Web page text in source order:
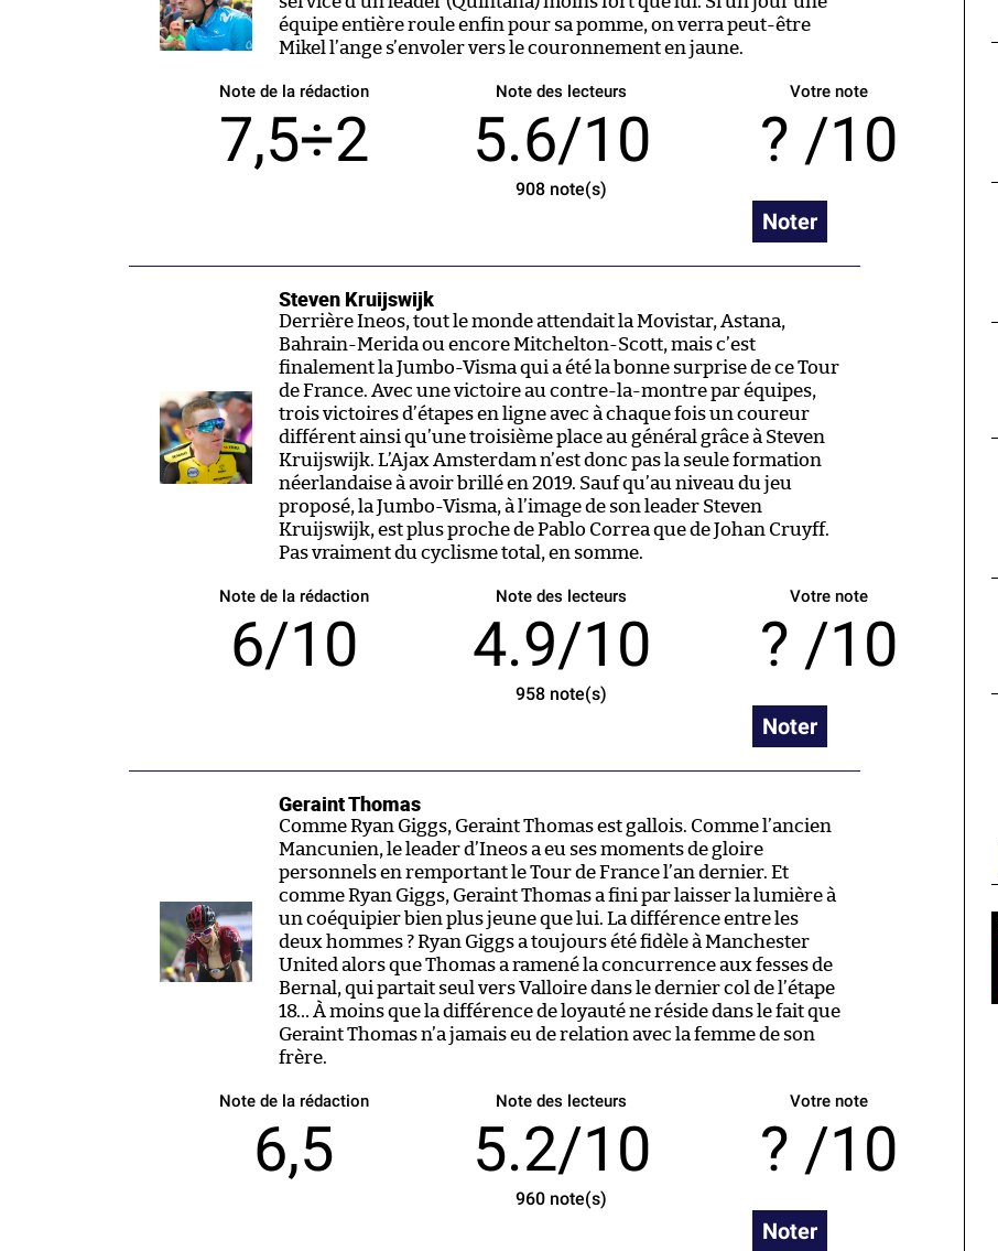
équipe entière roule enfin pour sa pomme, on verra peut-être
Mikel l’ange s’envoler vers le couronnement en jaune.
Note de la rédaction
7,5÷2
Note des lecteurs
5.6/10
908 note(s)
Votre note
/10
Noter
Steven Kruijswijk
Derrière Ineos, tout le monde attendait la Movistar, Astana,
Bahrain-Merida ou encore Mitchelton-Scott, mais c’est
finalement la Jumbo-Visma qui a été la bonne surprise de ce Tour
de France. Avec une victoire au contre-la-montre par équipes,
trois victoires d’étapes en ligne avec à chaque fois un coureur
différent ainsi qu’une troisième place au général grâce à Steven
Kruijswijk. L’Ajax Amsterdam n’est donc pas la seule formation
néerlandaise à avoir brillé en 2019. Sauf qu’au niveau du jeu
proposé, la Jumbo-Visma, à l’image de son leader Steven
Kruijswijk, est plus proche de Pablo Correa que de Johan Cruyff.
Pas vraiment du cyclisme total, en somme.
Note de la rédaction
6/10
Note des lecteurs
4.9/10
958 note(s)
Votre note
/10
Noter
Geraint Thomas
Comme Ryan Giggs, Geraint Thomas est gallois. Comme l’ancien
Mancunien, le leader d’Ineos a eu ses moments de gloire
personnels en remportant le Tour de France l’an dernier. Et
comme Ryan Giggs, Geraint Thomas a fini par laisser la lumière à
un coéquipier bien plus jeune que lui. La différence entre les
deux hommes ? Ryan Giggs a toujours été fidèle à Manchester
United alors que Thomas a ramené la concurrence aux fesses de
Bernal, qui partait seul vers Valloire dans le dernier col de l’étape
18… À moins que la différence de loyauté ne réside dans le fait que
Geraint Thomas n’a jamais eu de relation avec la femme de son
frère.
Note de la rédaction
6,5
Note des lecteurs
5.2/10
960 note(s)
Votre note
/10
Noter